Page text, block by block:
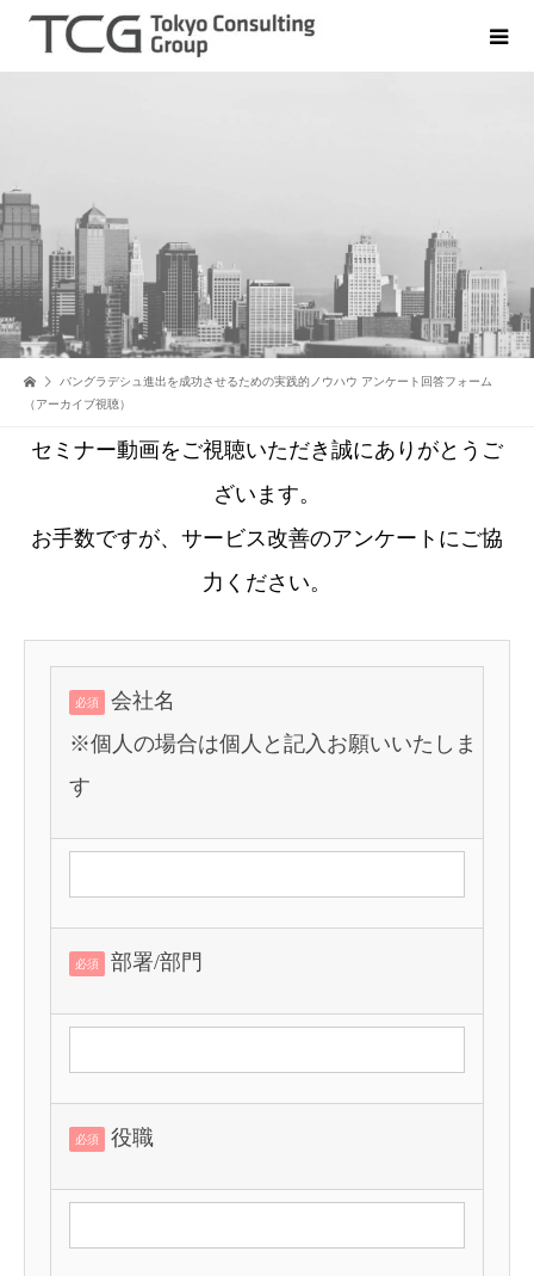
バングラデシュ進出を成功させるための実践的ノウハウ アンケート回答フォーム
（アーカイブ視聴）
セミナー動画をご視聴いただき誠にありがとうご
ざいます。
お手数ですが、サービス改善のアンケートにご協
力ください。
必須
会社名
※個人の場合は個人と記入お願いいたしま
す
必須 部署/部門
必須 役職